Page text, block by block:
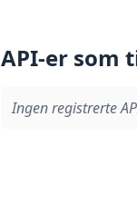
API-er som
Ingen registrerte